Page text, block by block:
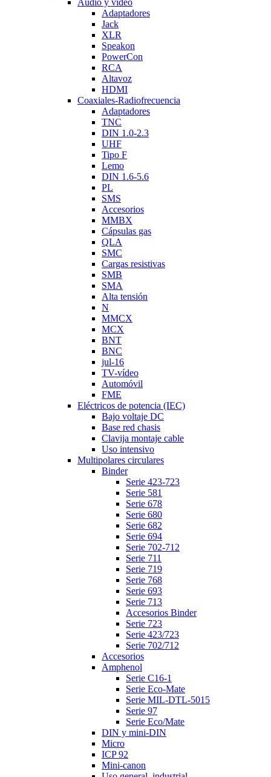
Adaptadores
Jack
XLR
Speakon
PowerCon
RCA
Altavoz
HDMI
Coaxiales-Radiofrecuencia
Adaptadores
TNC
DIN 1.0-2.3
UHF
Tipo F
Lemo
DIN 1.6-5.6
PL
SMS
Accesorios
MMBX
Cápsulas gas
QLA
SMC
Cargas resistivas
SMB
SMA
Alta tensión
N
MMCX
MCX
BNT
BNC
jul-16
TV-vídeo
Automóvil
FME
Eléctricos de potencia (IEC)
Bajo voltaje DC
Base red chasis
Clavija montaje cable
Uso intensivo
Multipolares circulares
Binder
Serie 423-723
Serie 581
Serie 678
Serie 680
Serie 682
Serie 694
Serie 702-712
Serie 711
Serie 719
Serie 768
Serie 693
Serie 713
Accesorios Binder
Serie 723
Serie 423/723
Serie 702/712
Accesorios
Amphenol
Serie C16-1
Serie Eco-Mate
Serie MIL-DTL-5015
Serie 97
Serie Eco/Mate
DIN y mini-DIN
Micro
ICP 92
Mini-canon